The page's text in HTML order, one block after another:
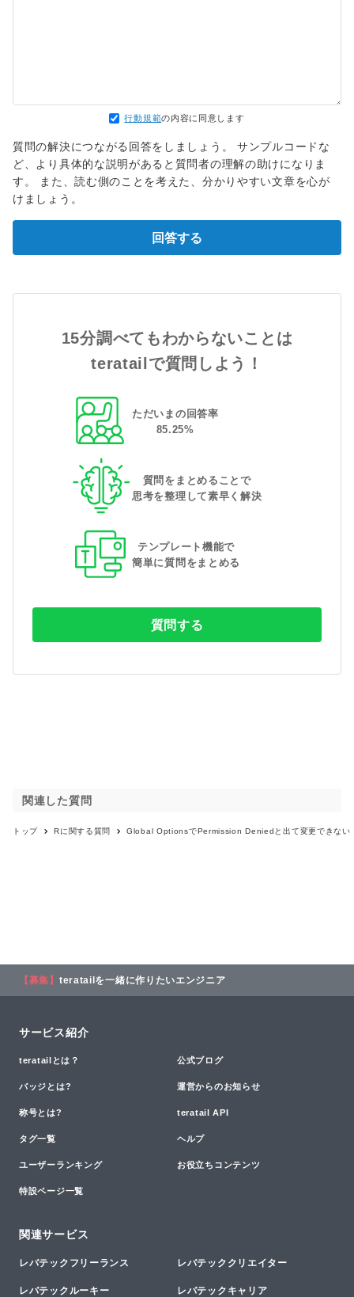
行動規範の内容に同意します
質問の解決につながる回答をしましょう。 サンプルコードな
ど、より具体的な説明があると質問者の理解の助けになりま
す。 また、読む側のことを考えた、分かりやすい文章を心が
けましょう。
回答する
15分調べてもわからないことは
teratailで質問しよう！
ただいまの回答率
85.25%
質問をまとめることで
思考を整理して素早く解決
テンプレート機能で
簡単に質問をまとめる
質問する
関連した質問
トップ Rに関する質問 Global OptionsでPermission Deniedと出て変更できない
【募集】 teratailを一緒に作りたいエンジニア
サービス紹介
teratailとは？ 公式ブログ
バッジとは? 運営からのお知らせ
称号とは? teratail API
タグ一覧 ヘルプ
ユーザーランキング お役立ちコンテンツ
特設ページ一覧
関連サービス
レバテックフリーランス レバテッククリエイター
レバテックルーキー レバテックキャリア